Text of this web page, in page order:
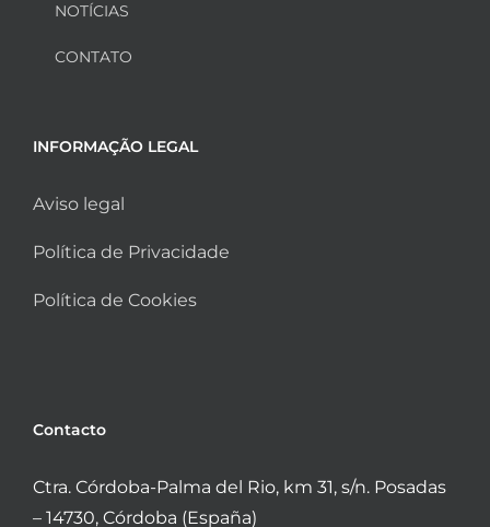
NOTÍCIAS
CONTATO
INFORMAÇÃO LEGAL
Aviso legal
Política de Privacidade
Política de Cookies
Contacto
Ctra. Córdoba-Palma del Rio, km 31, s/n. Posadas
– 14730, Córdoba (España)